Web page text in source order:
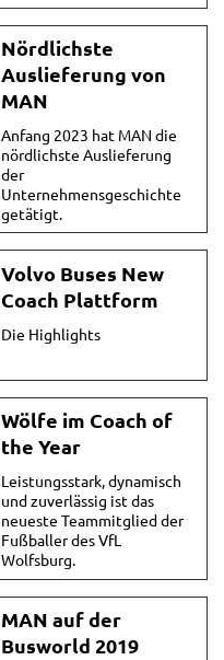
Nördlichste
Auslieferung von
MAN
Anfang 2023 hat MAN die
nördlichste Auslieferung
der
Unternehmensgeschichte
getätigt.
Volvo Buses New
Coach Plattform
Die Highlights
Wölfe im Coach of
the Year
Leistungsstark, dynamisch
und zuverlässig ist das
neueste Teammitglied der
Fußballer des VfL
Wolfsburg.
MAN auf der
Busworld 2019